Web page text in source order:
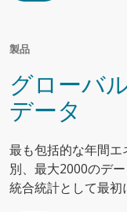
製品
グローバ
データ
最も包括的な年間
別、最大2000のデ
統合統計として最初